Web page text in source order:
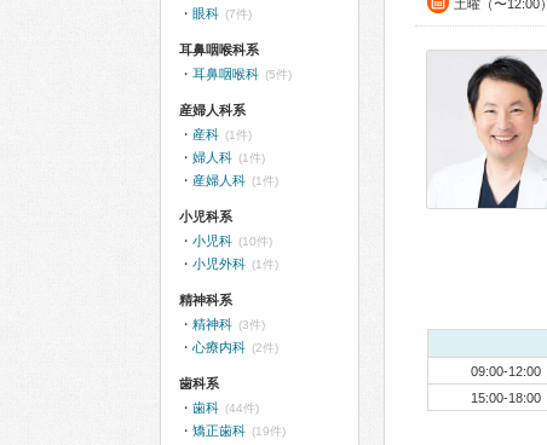
土曜（〜12:00）
09:00-12:00
15:00-18:00
眼科 (7件)
耳鼻咽喉科系
耳鼻咽喉科 (5件)
産婦人科系
産科 (1件)
婦人科 (1件)
産婦人科 (1件)
小児科系
小児科 (10件)
小児外科 (1件)
精神科系
精神科 (3件)
心療内科 (2件)
歯科系
歯科 (44件)
矯正歯科 (19件)